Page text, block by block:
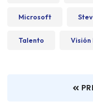
Microsoft
Talento